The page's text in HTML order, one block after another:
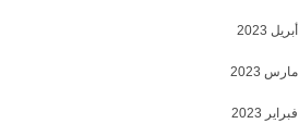
أبريل 2023
مارس 2023
فبراير 2023